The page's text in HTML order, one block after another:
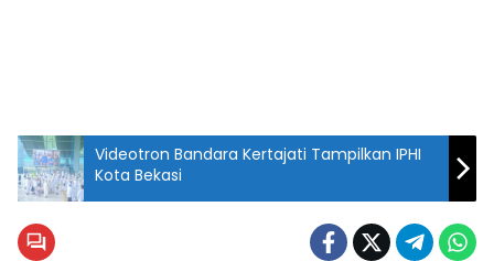
Videotron Bandara Kertajati Tampilkan IPHI
Kota Bekasi